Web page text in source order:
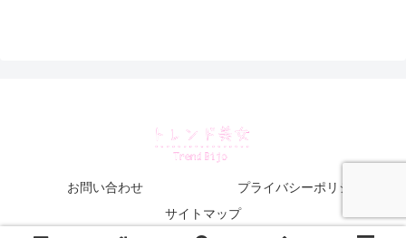
お問い合わせ
プライバシーポリシー
サイトマップ